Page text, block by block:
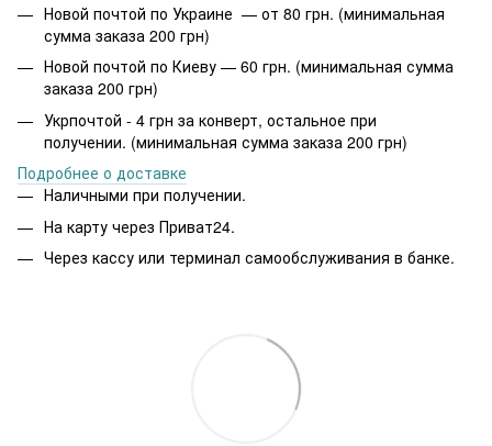
Новой почтой по Украине — от 80 грн. (минимальная
сумма заказа 200 грн)
Новой почтой по Киеву — 60 грн. (минимальная сумма
заказа 200 грн)
Укрпочтой - 4 грн за конверт, остальное при
получении. (минимальная сумма заказа 200 грн)
Подробнее о доставке
Наличными при получении.
На карту через Приват24.
Через кассу или терминал самообслуживания в банке.